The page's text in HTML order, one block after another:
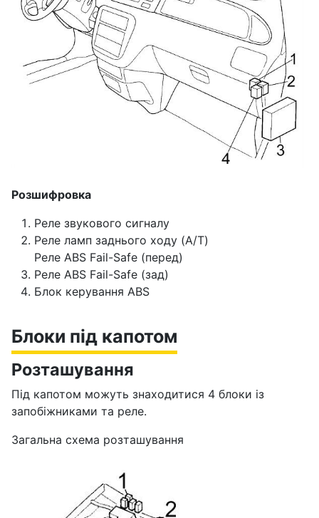
Розшифровка
Реле звукового сигналу
Реле ламп заднього ходу (A/T)
Реле ABS Fail-Safe (перед)
Реле ABS Fail-Safe (зад)
Блок керування ABS
Блоки під капотом
Розташування
Під капотом можуть знаходитися 4 блоки із
запобіжниками та реле.
Загальна схема розташування